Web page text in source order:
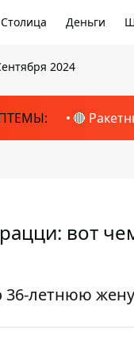
Столица Деньги
2024
🔴
вот
36-летнюю